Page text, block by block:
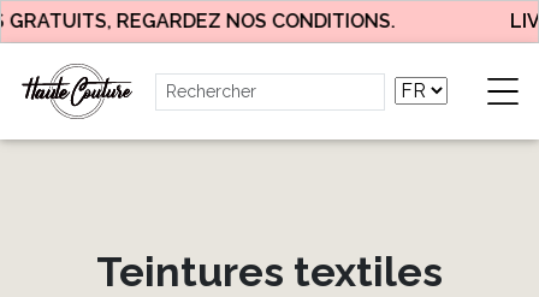
REGARDEZ NOS CONDITIONS.
Teintures textiles